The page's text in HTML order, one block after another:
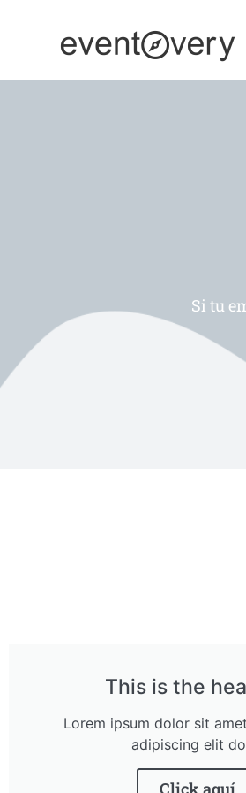
Si tu
This is the
Lorem ipsum dolor sit
adipiscing elit
Click aquí